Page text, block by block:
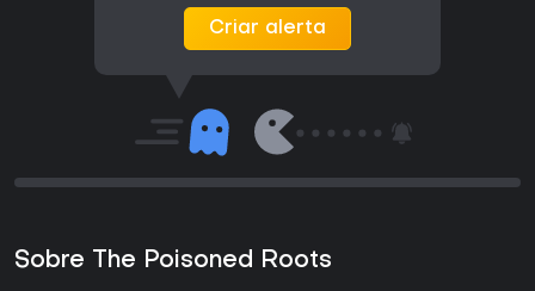
Criar alerta
Sobre The Poisoned Roots